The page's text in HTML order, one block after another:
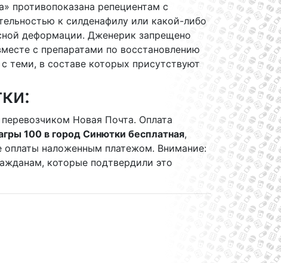
противопоказана репециентам с
к силденафилу или какой-либо
деформации. Дженерик запрещено
с препаратами по восстановлению
теми, в составе которых присутствуют
Новая Почта. Оплата
100 в город Синютки бесплатная,
оплаты наложенным платежом. Внимание:
которые подтвердили это